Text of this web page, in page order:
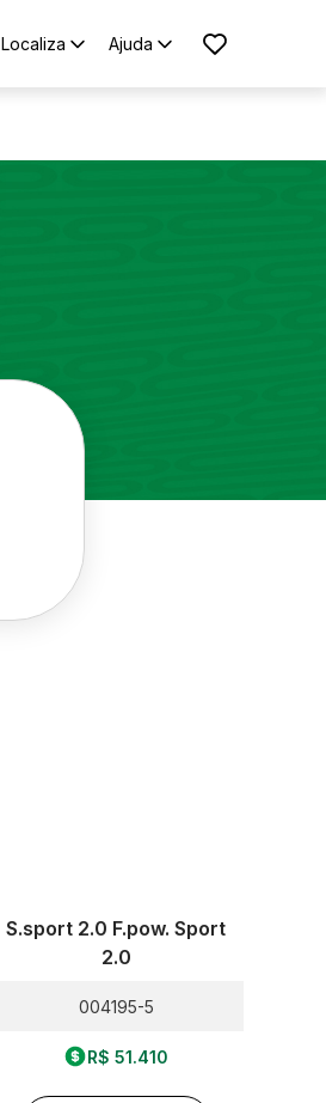
Localiza Ajuda
S.sport 2.0 F.pow. Sport
2.0
004195-5
R$ 51.410